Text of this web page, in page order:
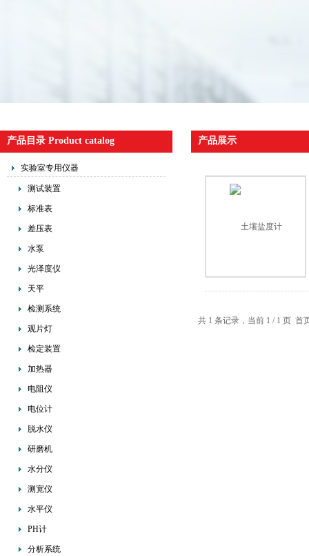
产品目录 Product catalog
实验室专用仪器
测试装置
标准表
差压表
水泵
光泽度仪
天平
检测系统
观片灯
检定装置
加热器
电阻仪
电位计
脱水仪
研磨机
水分仪
测宽仪
水平仪
PH计
分析系统
产品展示
共 1 条记录，当前 1 / 1 页